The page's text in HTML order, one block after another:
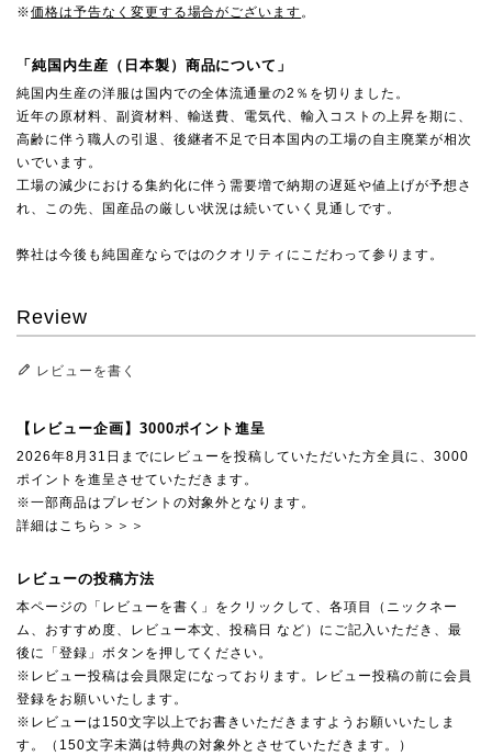
※価格は予告なく変更する場合がございます 。
「純国内生産（日本製）商品について」
純国内生産の洋服は国内での全体流通量の2％を切りました。
近年の原材料、副資材料、輸送費、電気代、輸入コストの上昇を期に、
高齢に伴う職人の引退、後継者不足で日本国内の工場の自主廃業が相次
いでいます。
工場の減少における集約化に伴う需要増で納期の遅延や値上げが予想さ
れ、この先、国産品の厳しい状況は続いていく見通しです。
弊社は今後も純国産ならではのクオリティにこだわって参ります。
Review
レビューを書く
【レビュー企画】3000ポイント進呈
2026年8月31日までにレビューを投稿していただいた方全員に、3000
ポイントを進呈させていただきます。
※一部商品はプレゼントの対象外となります。
詳細はこちら＞＞＞
レビューの投稿方法
本ページの「レビューを書く」をクリックして、各項目（ニックネー
ム、おすすめ度、レビュー本文、投稿日 など）にご記入いただき、最
後に「登録」ボタンを押してください。
※レビュー投稿は会員限定になっております。レビュー投稿の前に会員
登録をお願いいたします。
※レビューは150文字以上でお書きいただきますようお願いいたしま
す。（150文字未満は特典の対象外とさせていただきます。）